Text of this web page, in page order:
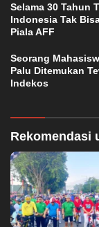
Selama 30 Tahun
Indonesia Tak
Piala AFF
Seorang
Palu Ditemukan
Indekos
Rekomendasi